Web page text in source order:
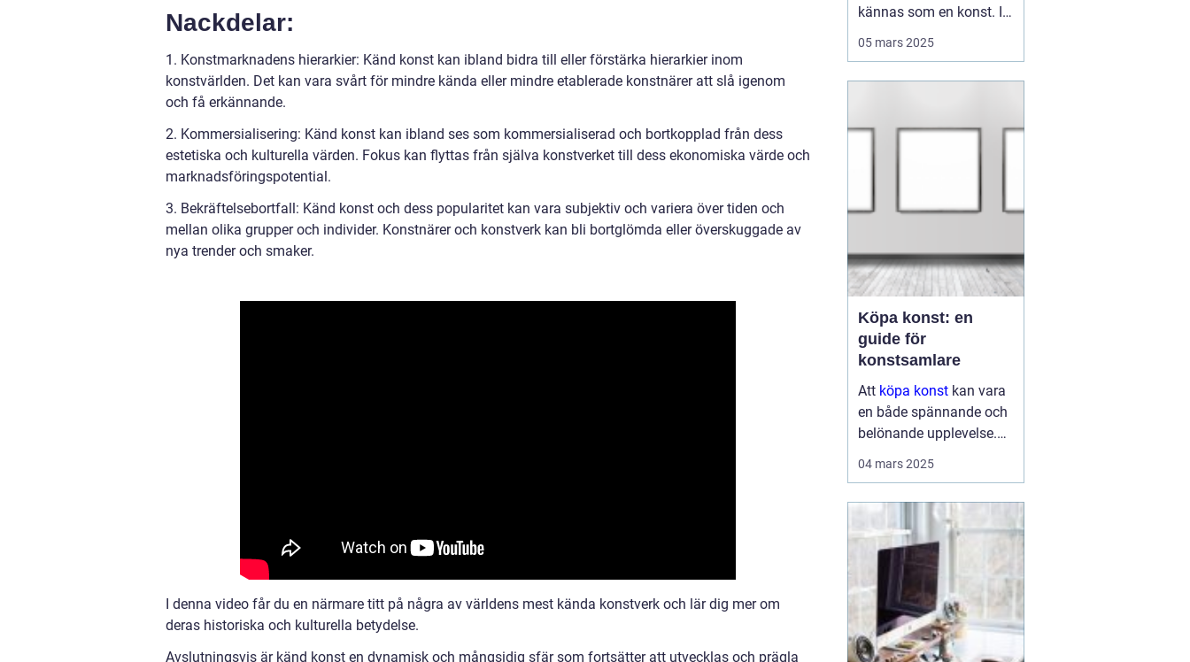
Nackdelar:
1. Konstmarknadens hierarkier: Känd konst kan ibland bidra till eller förstärka hierarkier inom
konstvärlden. Det kan vara svårt för mindre kända eller mindre etablerade konstnärer att slå igenom
och få erkännande.
2. Kommersialisering: Känd konst kan ibland ses som kommersialiserad och bortkopplad från dess
estetiska och kulturella värden. Fokus kan flyttas från själva konstverket till dess ekonomiska värde och
marknadsföringspotential.
3. Bekräftelsebortfall: Känd konst och dess popularitet kan vara subjektiv och variera över tiden och
mellan olika grupper och individer. Konstnärer och konstverk kan bli bortglömda eller överskuggade av
nya trender och smaker.
I denna video får du en närmare titt på några av världens mest kända konstverk och lär dig mer om
deras historiska och kulturella betydelse.
Avslutningsvis är känd konst en dynamisk och mångsidig sfär som fortsätter att utvecklas och prägla
kännas som en konst. I
rät...
05 mars 2025
Köpa konst: en
guide för
konstsamlare
Att köpa konst kan vara
en både spännande och
belönande upplevelse.
att investera i något som
u...
04 mars 2025